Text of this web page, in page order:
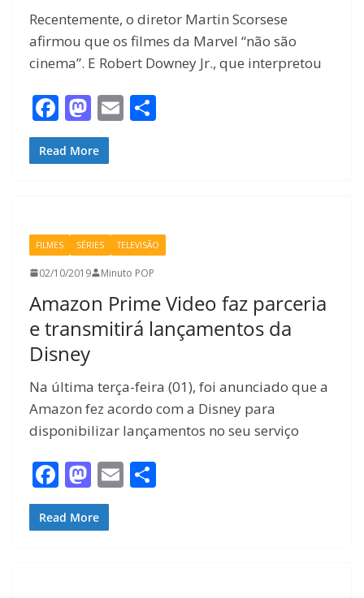
Recentemente, o diretor Martin Scorsese
afirmou que os filmes da Marvel “não são
cinema”. E Robert Downey Jr., que interpretou
F
ac
e
o
k
M
as
to
n
E
m
Read More
FILMES SÉRIES TELEVISÃO
02/10/2019 Minuto POP
Amazon Prime Video faz parceria
e transmitirá lançamentos da
Disney
Na última terça-feira (01), foi anunciado que a
Amazon fez acordo com a Disney para
disponibilizar lançamentos no seu serviço
F
ac
e
M
as
to
E
Read More